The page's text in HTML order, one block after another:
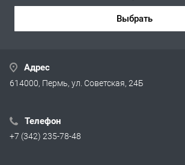
Выбрать
Адрес
614000, Пермь, ул. Советская, 24Б
Телефон
+7 (342) 235-78-48